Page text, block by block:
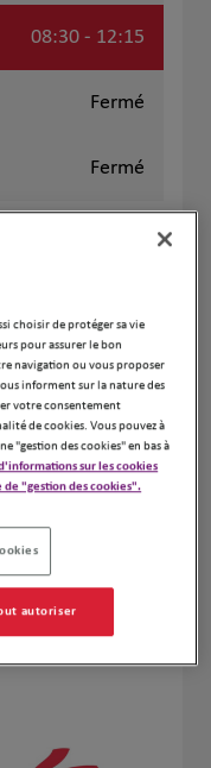
08:30 - 12:15
Fermé
Fermé
Leaflet| Map ©2026
choisir de protéger sa vie
pour assurer le bon
navigation ou vous proposer
informent sur la nature des
votre consentement
de cookies. Vous pouvez à
"gestion des cookies" en bas à
sur les cookies
de "gestion des cookies".
autoriser